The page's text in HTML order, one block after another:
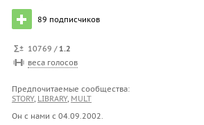
89 подписчиков
10769 / 1.2
веса голосов
Предпочитаемые сообщества:
STORY, LIBRARY, MULT
Он с нами с 04.09.2002.